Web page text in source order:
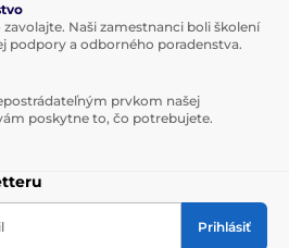
Naši zamestnanci boli školení
podpory a odborného poradenstva.
prvkom našej
poskytne to, čo potrebujete.
Prihlásiť